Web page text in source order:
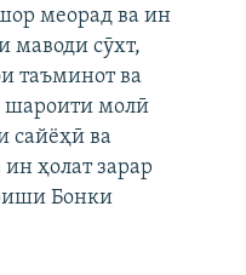
меорад ва ин
маводи сӯхт,
таъминот ва
шароити молӣ
сайёҳӣ ва
ҳолат зарар
Бонки